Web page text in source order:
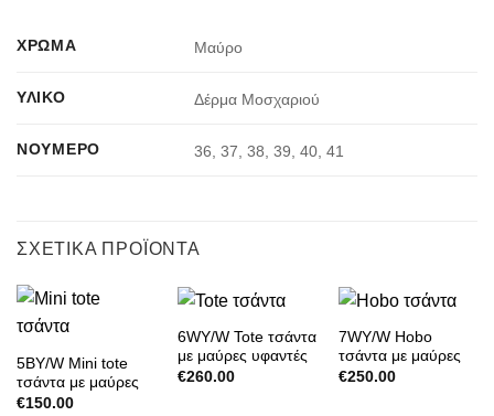
ΧΡΏΜΑ Μαύρο
ΥΛΙΚΌ Δέρμα Μοσχαριού
ΝΟΎΜΕΡΟ 36, 37, 38, 39, 40, 41
ΣΧΕΤΙΚΆ ΠΡΟΪΌΝΤΑ
5BY/W Mini tote
τσάντα με μαύρες
υφαντές
€150.00
6WY/W Tote τσάντα
με μαύρες υφαντές
λεπτομέρειες
€260.00
7WY/W Hobo
τσάντα με μαύρες
υφαντές
€250.00